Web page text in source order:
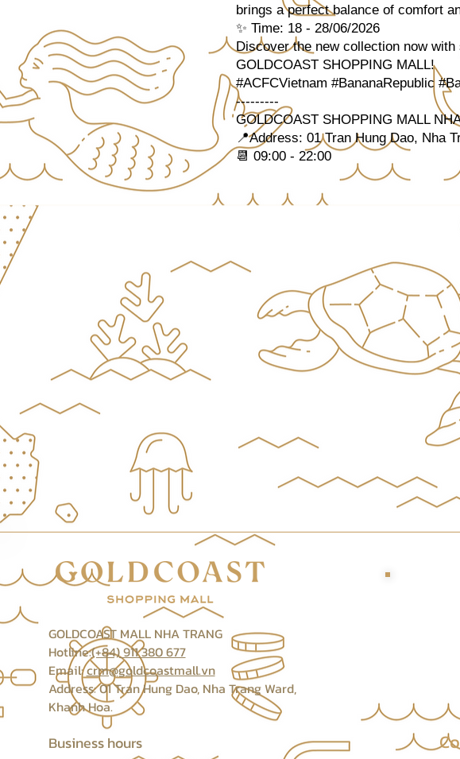
brings a perfect balance of comfort
✨ Time: 18 - 28/06/2026
Discover the new collection now
GOLDCOAST SHOPPING MALL!
#ACFCVietnam #BananaRepublic
---------
GOLDCOAST SHOPPING MALL
📍Address: 01 Tran Hung Dao, Nha
📆 09:00 - 22:00
GOLDCOAST MALL NHA TRANG
Hotline:(+84) 911 380 677
Email:crm@goldcoastmall.vn
Address: 01 Tran Hung Dao, Nha Trang Ward,
Khanh Hoa.
Business hours